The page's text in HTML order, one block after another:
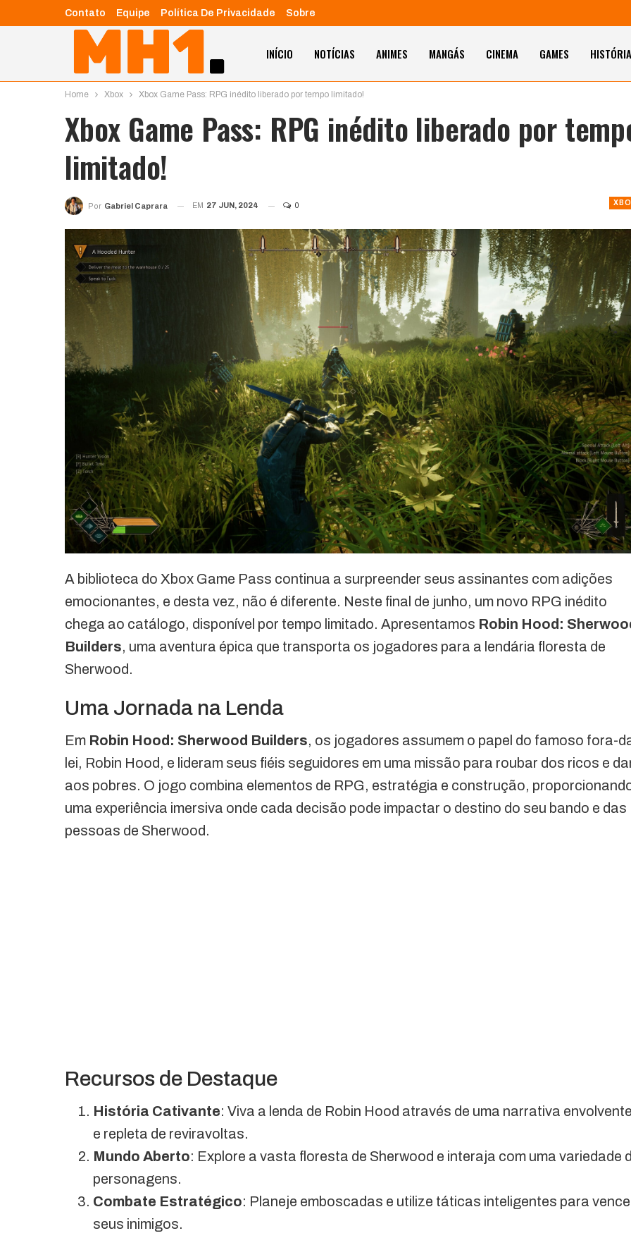
Contato Equipe Política De Privacidade Sobre
INÍCIO NOTÍCIAS ANIMES MANGÁS CINEMA GAMES HISTÓRIA
Home Xbox Xbox Game Pass: RPG inédito liberado por tempo limitado!
Xbox Game Pass: RPG inédito liberado por
limitado!
Por Gabriel Caprara EM 27 JUN, 2024 0
A biblioteca do Xbox Game Pass continua a surpreender seus assinantes com adições
emocionantes, e desta vez, não é diferente. Neste final de junho, um novo RPG inédito
chega ao catálogo, disponível por tempo limitado. Apresentamos Robin Hood:
Builders, uma aventura épica que transporta os jogadores para a lendária floresta de
Sherwood.
Uma Jornada na Lenda
Em Robin Hood: Sherwood Builders, os jogadores assumem o papel do famoso fora-
lei, Robin Hood, e lideram seus fiéis seguidores em uma missão para roubar dos ricos e
aos pobres. O jogo combina elementos de RPG, estratégia e construção,
uma experiência imersiva onde cada decisão pode impactar o destino do seu bando e das
pessoas de Sherwood.
Recursos de Destaque
História Cativante: Viva a lenda de Robin Hood através de uma narrativa
e repleta de reviravoltas.
Mundo Aberto: Explore a vasta floresta de Sherwood e interaja com uma variedade
personagens.
Combate Estratégico: Planeje emboscadas e utilize táticas inteligentes para
seus inimigos.